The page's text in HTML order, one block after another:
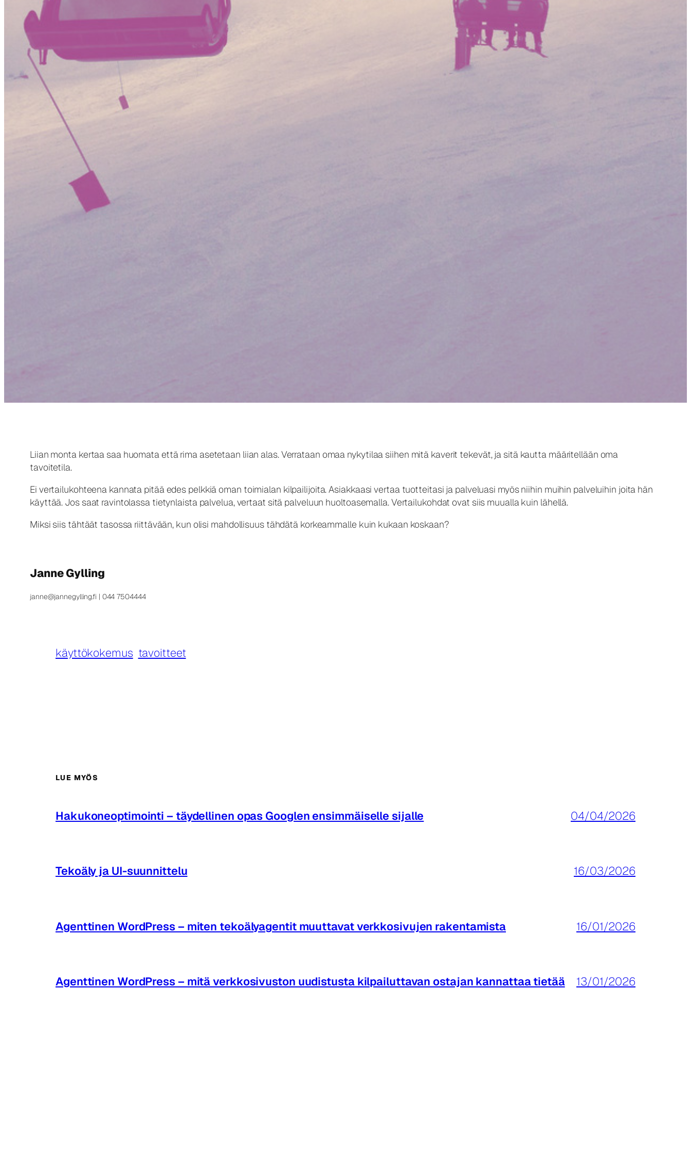
Liian monta kertaa saa huomata että rima asetetaan liian alas. Verrataan omaa nykytilaa siihen mitä kaverit tekevät, ja sitä kautta määritellään oma
tavoitetila.
Ei vertailukohteena kannata pitää edes pelkkiä oman toimialan kilpailijoita. Asiakkaasi vertaa tuotteitasi ja palveluasi myös niihin muihin palveluihin joita hän
käyttää. Jos saat ravintolassa tietynlaista palvelua, vertaat sitä palveluun huoltoasemalla. Vertailukohdat ovat siis muualla kuin lähellä.
Miksi siis tähtäät tasossa riittävään, kun olisi mahdollisuus tähdätä korkeammalle kuin kukaan koskaan?
Janne Gylling
janne@jannegylling.fi | 044 7504444
käyttökokemus tavoitteet
LUE MYÖS
Hakukoneoptimointi – täydellinen opas Googlen ensimmäiselle sijalle 04/04/2026
Tekoäly ja UI-suunnittelu 16/03/2026
Agenttinen WordPress – miten tekoälyagentit muuttavat verkkosivujen rakentamista 16/01/2026
Agenttinen WordPress – mitä verkkosivuston uudistusta kilpailuttavan ostajan kannattaa tietää 13/01/2026